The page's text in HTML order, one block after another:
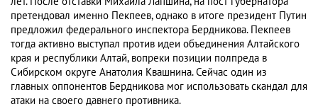
претендовал именно Пекпеев, однако в итоге президент Путин
предложил федерального инспектора Бердникова. Пекпеев
тогда активно выступал против идеи объединения Алтайского
края и республики Алтай, вопреки позиции полпреда в
Сибирском округе Анатолия Квашнина. Сейчас один из
главных оппонентов Бердникова мог использовать скандал для
атаки на своего давнего противника.